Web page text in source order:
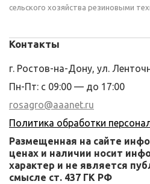
сельского хозяйства резиновыми
Контакты
г. Ростов-на-Дону, ул.
Пн-Пт: с 09:00 — до 17:00
rosagro@aaanet.ru
Политика обработки
Размещенная на сайте
ценах и наличии носит
характер и не является
смысле ст. 437 ГК РФ